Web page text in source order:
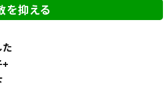
を抑える